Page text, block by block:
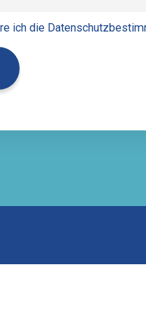
ich die